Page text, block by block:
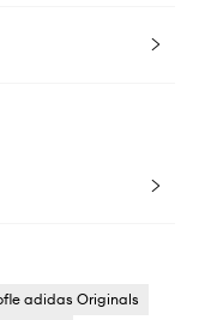
adidas Originals